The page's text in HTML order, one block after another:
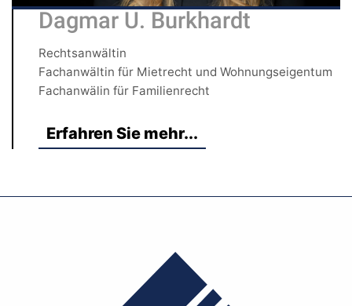
Dagmar U. Burkhardt
Rechtsanwältin
Fachanwältin für Mietrecht und Wohnungseigentum
Fachanwälin für Familienrecht
Erfahren Sie mehr...